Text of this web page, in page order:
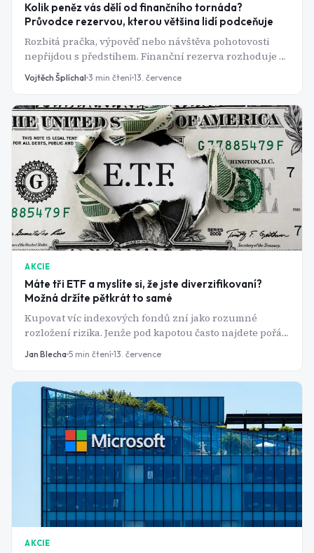
Kolik peněz vás dělí od finančního tornáda?
Průvodce rezervou, kterou většina lidí podceňuje
Rozbitá pračka, výpověď nebo návštěva pohotovosti
nepřijdou s předstihem. Finanční rezerva rozhoduje o
tom, jestli takovou ránu ustojíte v klidu, nebo skončíte
u kreditky s vysokým úrokem.
Vojtěch Šplíchal 3 min čtení 13. července
AKCIE
Máte tři ETF a myslíte si, že jste diverzifikovaní?
Možná držíte pětkrát to samé
Kupovat víc indexových fondů zní jako rozumné
rozložení rizika. Jenže pod kapotou často najdete pořád
dokola stejnou hrstku amerických technologických
Jan Blecha 5 min čtení 13. července
AKCIE